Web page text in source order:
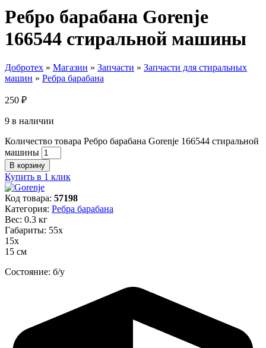
Ребро барабана Gorenje
166544 стиральной машины
Добротех » Магазин » Запчасти » Запчасти для стиральных
машин » Ребра барабана
250 ₽
9 в наличии
Количество товара Ребро барабана Gorenje 166544 стиральной
машины
В корзину
Купить в 1 клик
Код товара: 57198
Категория: Ребра барабана
Вес: 0.3 кг
Габариты: 55х
15х
15 см
Состояние: б/у